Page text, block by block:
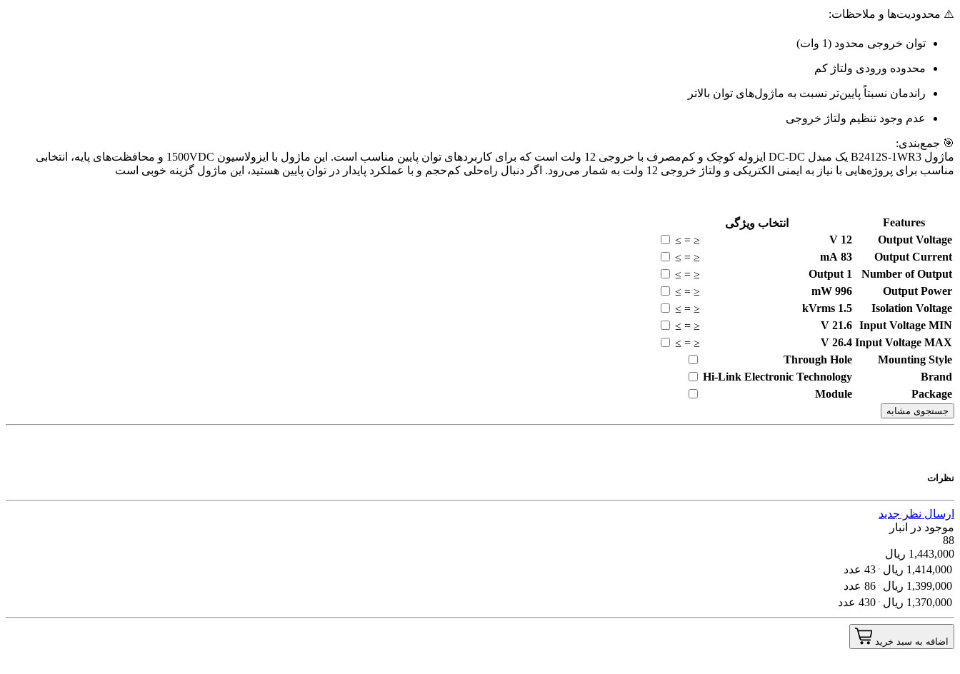
⚠️ محدودیت‌ها و ملاحظات:
توان خروجی محدود (1 وات)
محدوده ورودی ولتاژ کم
راندمان نسبتاً پایین‌تر نسبت به ماژول‌های توان بالاتر
عدم وجود تنظیم ولتاژ خروجی
🎯 جمع‌بندی:
ماژول B2412S-1WR3 یک مبدل DC-DC ایزوله کوچک و کم‌مصرف با خروجی 12 ولت است که برای کاربردهای توان پایین مناسب است. این ماژول با ایزولاسیون 1500VDC و محافظت‌های پایه، انتخابی
مناسب برای پروژه‌هایی با نیاز به ایمنی الکتریکی و ولتاژ خروجی 12 ولت به شمار می‌رود. اگر دنبال راه‌حلی کم‌حجم و با عملکرد پایدار در توان پایین هستید، این ماژول گزینه خوبی است
Features
انتخاب ویژگی
Output Voltage
12
V
≤
=
≥
Output Current
83
mA
≤
=
≥
Number of Output
1
Output
≤
=
≥
Output Power
996
mW
≤
=
≥
Isolation Voltage
1.5
kVrms
≤
=
≥
Input Voltage MIN
21.6
V
≤
=
≥
Input Voltage MAX
26.4
V
≤
=
≥
Mounting Style
Through Hole
Brand
Hi-Link Electronic Technology
Package
Module
جستجوی مشابه
نظرات
ارسال نظر جدید
موجود در انبار
88
1,443,000 ریال
1,414,000 ریال
43 عدد
1,399,000 ریال
86 عدد
1,370,000 ریال 430 عدد
اضافه به سبد خرید